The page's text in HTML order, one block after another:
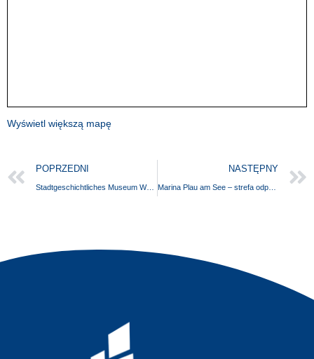
Wyświetl większą mapę
POPRZEDNI
Stadtgeschichtliches Museum Waren (Müritz)
NASTĘPNY
Marina Plau am See – strefa odpoczynku na szlaku wodnym